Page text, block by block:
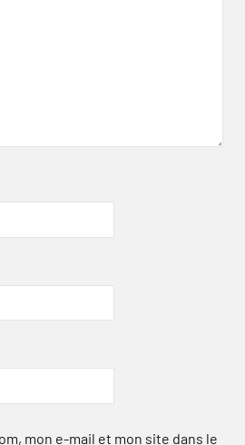
mon e-mail et mon site dans le